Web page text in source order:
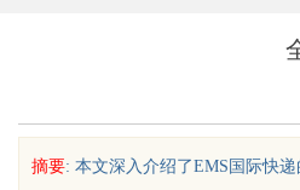
摘要: 本文深入介绍了EMS国际快